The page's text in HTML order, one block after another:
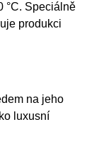
°C. Speciálně
produkci
na jeho
luxusní